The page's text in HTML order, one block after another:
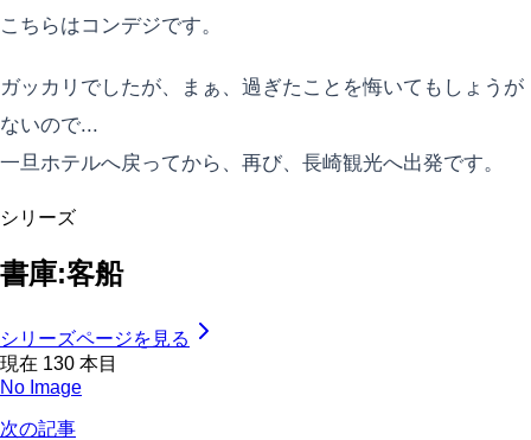
こちらはコンデジです。
ガッカリでしたが、まぁ、過ぎたことを悔いてもしょうが
ないので...
一旦ホテルへ戻ってから、再び、長崎観光へ出発です。
シリーズ
書庫:客船
シリーズページを見る
現在 130 本目
No Image
次の記事